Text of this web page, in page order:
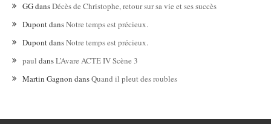
GGdansDécès de Christophe, retour sur sa vie et ses succès
DupontdansNotre temps est précieux.
DupontdansNotre temps est précieux.
paul dansL’Avare ACTE IV Scène 3
Martin Gagnon dansQuand il pleut des roubles